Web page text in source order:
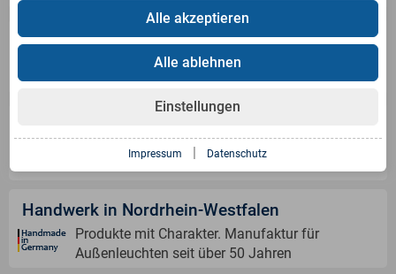
Zahlungsarten
Handwerk in Nordrhein-Westfalen
Produkte mit Charakter. Manufaktur für
Außenleuchten seit über 50 Jahren
Einstellungen
Alle ablehnen
Alle akzeptieren
Impressum | Datenschutz